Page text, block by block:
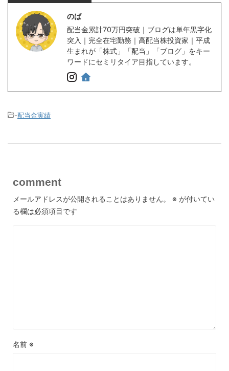
のば
配当金累計70万円突破｜ブログは単年黒字化
突入｜完全在宅勤務｜高配当株投資家｜平成
生まれが「株式」「配当」「ブログ」をキー
ワードにセミリタイア目指しています。
-配当金実績
comment
メールアドレスが公開されることはありません。 ※ が付いてい
る欄は必須項目です
名前 ※